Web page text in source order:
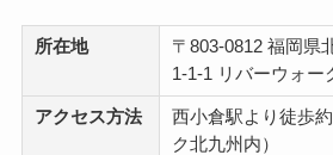
所在地
〒803-0812 福岡県
1-1-1 リバーウォー
アクセス方法
西小倉駅より徒歩
ク北九州内）